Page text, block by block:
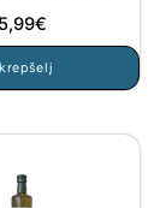
5,99€